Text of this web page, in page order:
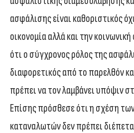
ασφάλισης είναι καθοριστικός
οικονομία αλλά και την
ότι ο σύγχρονος ρόλος της
διαφορετικός από το παρελθόν
πρέπει να τον λαμβάνει υπόψιν
Επίσης πρόσθεσε ότι η σχέση
καταναλωτών δεν πρέπει